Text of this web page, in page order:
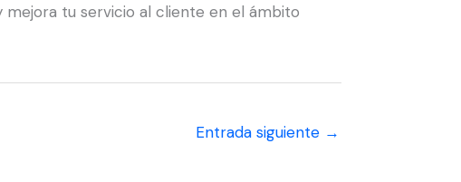
mejora tu servicio al cliente en el ámbito
Entrada siguiente →